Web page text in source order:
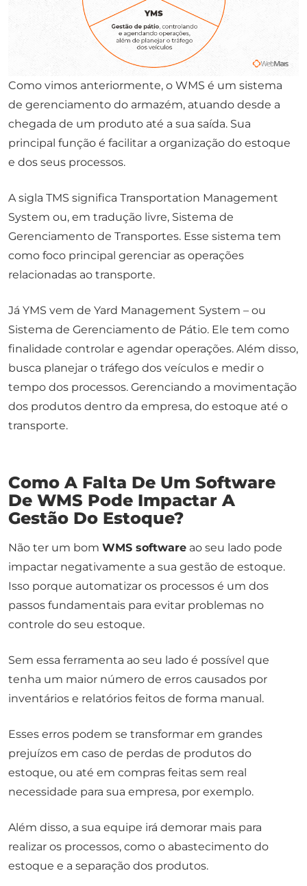
Como vimos anteriormente, o WMS é um sistema
de gerenciamento do armazém, atuando desde a
chegada de um produto até a sua saída. Sua
principal função é facilitar a organização do estoque
e dos seus processos.
A sigla TMS significa Transportation Management
System ou, em tradução livre, Sistema de
Gerenciamento de Transportes. Esse sistema tem
como foco principal gerenciar as operações
relacionadas ao transporte.
Já YMS vem de Yard Management System – ou
Sistema de Gerenciamento de Pátio. Ele tem como
finalidade controlar e agendar operações. Além disso,
busca planejar o tráfego dos veículos e medir o
tempo dos processos. Gerenciando a movimentação
dos produtos dentro da empresa, do estoque até o
transporte.
Como A Falta De Um Software
De WMS Pode Impactar A
Gestão Do Estoque?
Não ter um bom WMS software ao seu lado pode
impactar negativamente a sua gestão de estoque.
Isso porque automatizar os processos é um dos
passos fundamentais para evitar problemas no
controle do seu estoque.
Sem essa ferramenta ao seu lado é possível que
tenha um maior número de erros causados por
inventários e relatórios feitos de forma manual.
Esses erros podem se transformar em grandes
prejuízos em caso de perdas de produtos do
estoque, ou até em compras feitas sem real
necessidade para sua empresa, por exemplo.
Além disso, a sua equipe irá demorar mais para
realizar os processos, como o abastecimento do
estoque e a separação dos produtos.